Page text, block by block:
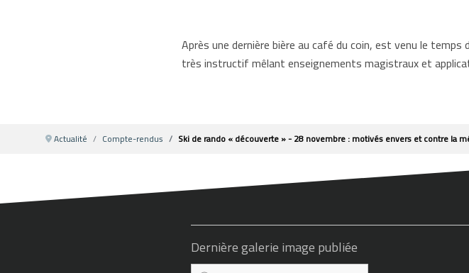
Après une dernière bière au café du coin, est venu le
très instructif mêlant enseignements magistraux et
Actualité Compte-rendus Ski de rando « découverte » - 28 novembre : motivés envers et contre la
Dernière galerie image publiée